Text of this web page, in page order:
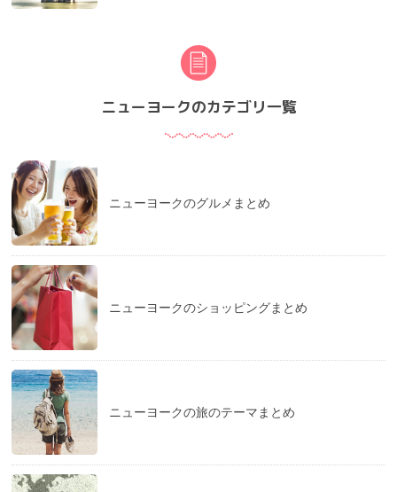
ニューヨークのカテゴリ一覧
ニューヨークのグルメまとめ
ニューヨークのショッピングまとめ
ニューヨークの旅のテーマまとめ